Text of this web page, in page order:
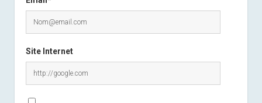
Site Internet